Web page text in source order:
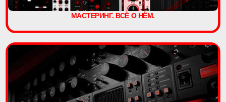
МАСТЕРИНГ. ВСЁ О НЁМ.